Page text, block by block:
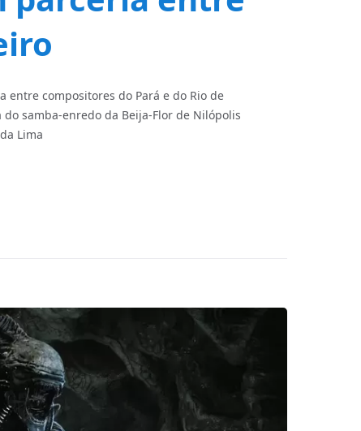
entre compositores do Pará e do Rio de
samba-enredo da Beija-Flor de Nilópolis
Lima